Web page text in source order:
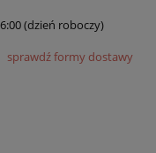
(dzień roboczy)
płatności
sprawdź formy dostawy